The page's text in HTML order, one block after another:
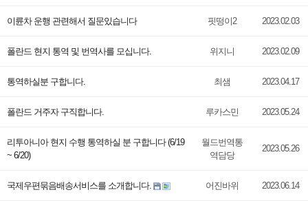
이륜차 운행 관련해서 질문있습니다 핏떵이2 2023.02.03
폴란드 현지 통역 및 번역사를 모십니다. 위지니 2023.02.09
통역하실분 구합니다. 최샘 2023.04.17
폴란드 거주자 구직합니다. 루카스민 2023.05.24
리투아니아 현지 수행 통역하실 분 구합니다 (6/19
~ 6/20)
월드번역통
역담당
2023.05.26
국제우편묶음배송서비스를 소개합니다. 어진바위 2023.06.14